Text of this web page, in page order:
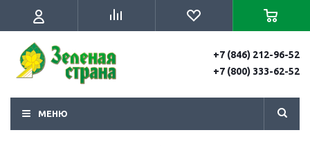
+7 (846) 212-96-52
+7 (800) 333-62-52
МЕНЮ